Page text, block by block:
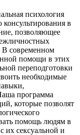
психология
в
позволяющее
В современном
помощи в этих
переподготовки
необходимые
программа
которые позволят
помощь людям в
их сексуальной и